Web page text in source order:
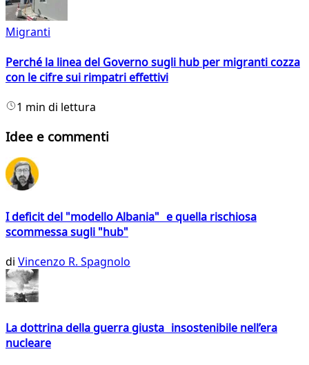
Migranti
Perché la linea del Governo sugli hub per migranti cozza
con le cifre sui rimpatri effettivi
1 min di lettura
Idee e commenti
I deficit del "modello Albania" e quella rischiosa
scommessa sugli "hub"
di Vincenzo R. Spagnolo
La dottrina della guerra giusta insostenibile nell’era
nucleare